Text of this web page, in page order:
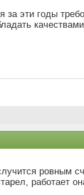
за эти годы
ровным
работает